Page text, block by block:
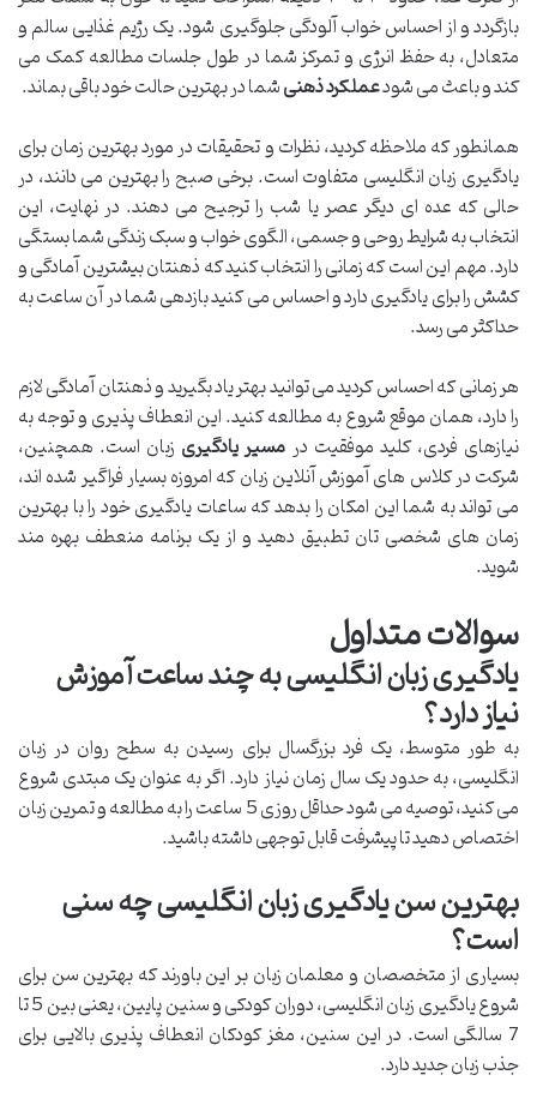
بازگردد و از احساس خواب آلودگی جلوگیری شود. یک رژیم غذایی سالم و
متعادل، به حفظ انرژی و تمرکز شما در طول جلسات مطالعه کمک می
کند و باعث می شودعملکرد ذهنیشما در بهترین حالت خود باقی بماند.
همانطور که ملاحظه کردید، نظرات و تحقیقات در مورد بهترین زمان برای
یادگیری زبان انگلیسی متفاوت است. برخی صبح را بهترین می دانند، در
حالی که عده ای دیگر عصر یا شب را ترجیح می دهند. در نهایت، این
انتخاب به شرایط روحی و جسمی، الگوی خواب و سبک زندگی شما بستگی
دارد. مهم این است که زمانی را انتخاب کنید که ذهنتان بیشترین آمادگی و
کشش را برای یادگیری دارد و احساس می کنید بازدهی شما در آن ساعت به
حداکثر می رسد.
هر زمانی که احساس کردید می توانید بهتر یاد بگیرید و ذهنتان آمادگی لازم
را دارد، همان موقع شروع به مطالعه کنید. این انعطاف پذیری و توجه به
نیازهای فردی، کلید موفقیت درمسیر یادگیری زبان است. همچنین،
شرکت در کلاس های آموزش آنلاین زبان که امروزه بسیار فراگیر شده اند،
می تواند به شما این امکان را بدهد که ساعات یادگیری خود را با بهترین
زمان های شخصی تان تطبیق دهید و از یک برنامه منعطف بهره مند
شوید.
سوالات متداول
یادگیری زبان انگلیسی به چند ساعت آموزش
نیاز دارد؟
به طور متوسط، یک فرد بزرگسال برای رسیدن به سطح روان در زبان
انگلیسی، به حدود یک سال زمان نیاز دارد. اگر به عنوان یک مبتدی شروع
می کنید، توصیه می شود حداقل روزی 5 ساعت را به مطالعه و تمرین زبان
اختصاص دهید تا پیشرفت قابل توجهی داشته باشید.
بهترین سن یادگیری زبان انگلیسی چه سنی
است؟
بسیاری از متخصصان و معلمان زبان بر این باورند که بهترین سن برای
شروع یادگیری زبان انگلیسی، دوران کودکی و سنین پایین، یعنی بین 5 تا
7 سالگی است. در این سنین، مغز کودکان انعطاف پذیری بالایی برای
جذب زبان جدید دارد.